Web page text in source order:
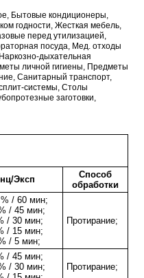
Бытовые кондиционеры,
годности, Жесткая мебель,
перед утилизацией,
посуда, Мед. отходы
дыхательная
личной гигиены, Предметы
Санитарный транспорт,
системы, Столы
заготовки,
Эксп
Способ
обработки
/ 60 мин;
/ 45 мин;
/ 30 мин;
/ 15 мин;
/ 5 мин;
Протирание;
/ 45 мин;
/ 30 мин;
Протирание;